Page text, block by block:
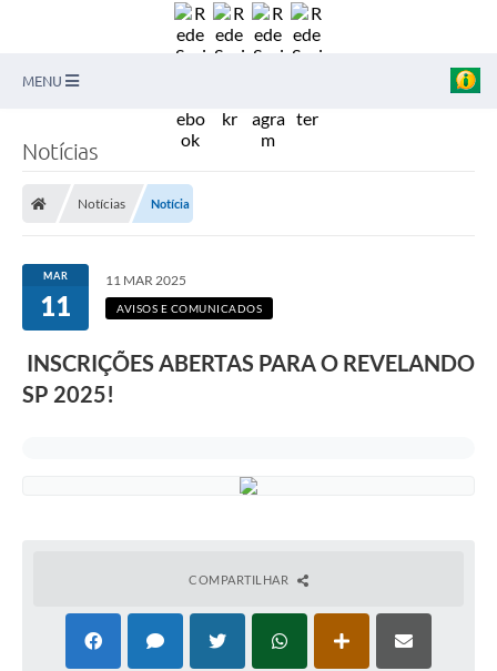
MENU
Transparência
Editais
Conselhos
Carta de Serviços
Notícias
Notícias Notícia
MAR
11
11 MAR 2025
AVISOS E COMUNICADOS
INSCRIÇÕES ABERTAS PARA O REVELANDO
SP 2025!
COMPARTILHAR